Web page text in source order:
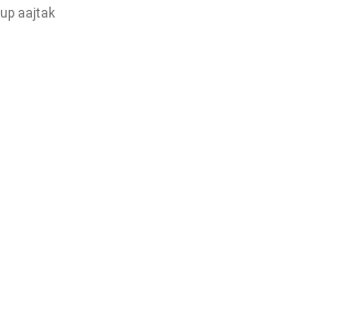
up aajtak